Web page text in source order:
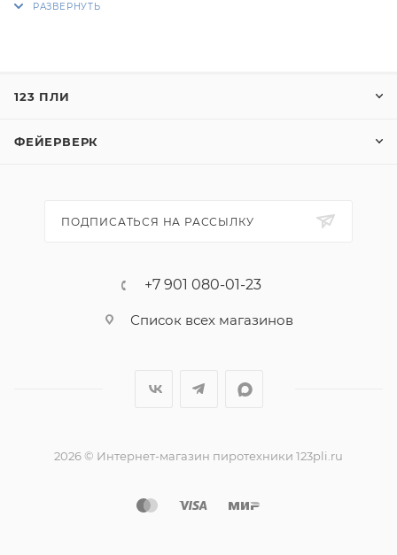
3. Сфера из золотых форсов с искрами и множества
4. Сфера из синих огней и множества трещащих
123 ПЛИ
ФЕЙЕРВЕРК
ПОДПИСАТЬСЯ НА РАССЫЛКУ
+7 901 080-01-23
Список всех магазинов
2026 © Интернет-магазин пиротехники 123pli.ru